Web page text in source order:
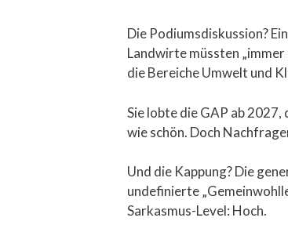
Die Podiumsdiskussion?
Landwirte müssten
die Bereiche Umwelt und
Sie lobte die GAP ab
wie schön. Doch
Und die Kappung? Die
undefinierte
Sarkasmus-Level: Hoch.